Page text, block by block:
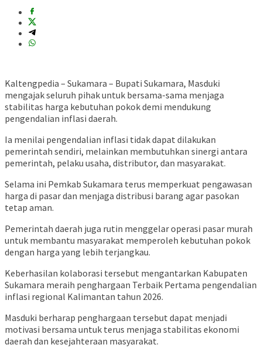
Kaltengpedia – Sukamara – Bupati Sukamara, Masduki
mengajak seluruh pihak untuk bersama-sama menjaga
stabilitas harga kebutuhan pokok demi mendukung
pengendalian inflasi daerah.
Ia menilai pengendalian inflasi tidak dapat dilakukan
pemerintah sendiri, melainkan membutuhkan sinergi antara
pemerintah, pelaku usaha, distributor, dan masyarakat.
Selama ini Pemkab Sukamara terus memperkuat pengawasan
harga di pasar dan menjaga distribusi barang agar pasokan
tetap aman.
Pemerintah daerah juga rutin menggelar operasi pasar murah
untuk membantu masyarakat memperoleh kebutuhan pokok
dengan harga yang lebih terjangkau.
Keberhasilan kolaborasi tersebut mengantarkan Kabupaten
Sukamara meraih penghargaan Terbaik Pertama pengendalian
inflasi regional Kalimantan tahun 2026.
Masduki berharap penghargaan tersebut dapat menjadi
motivasi bersama untuk terus menjaga stabilitas ekonomi
daerah dan kesejahteraan masyarakat.